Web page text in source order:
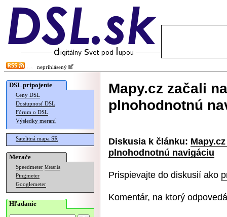
neprihlásený
DSL pripojenie
Ceny DSL
Dostupnosť DSL
Fórum o DSL
Výsledky meraní
Satelitná mapa SR
Merače
Speedmeter Merania
Pingmeter
Googlemeter
Hľadanie
Mapy.cz začali
plnohodnotnú
Diskusia k článku:
plnohodnotnú navigáciu
Prispievajte do diskusií ako
Komentár, na ktorý